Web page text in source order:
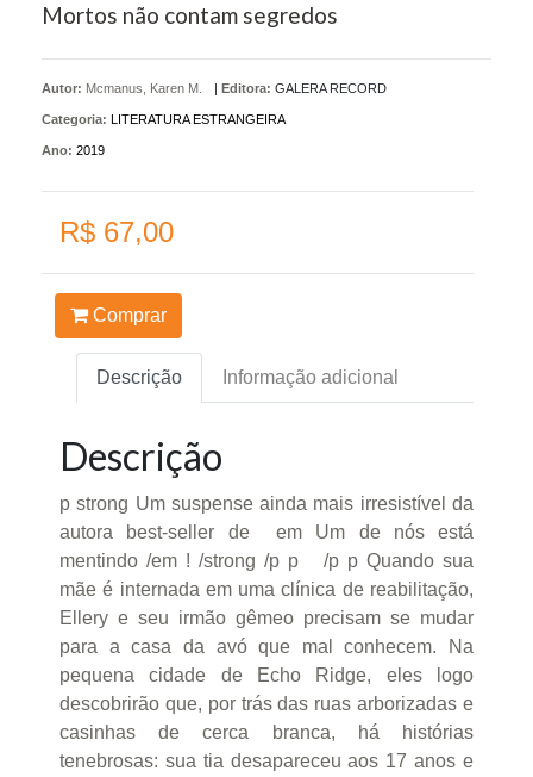
Mortos não contam segredos
Autor: Mcmanus, Karen M. Editora: GALERA RECORD
Categoria: LITERATURA ESTRANGEIRA
Ano: 2019
R$ 67,00
Comprar
Descrição Informação adicional
Descrição
p strong Um suspense ainda mais irresistível da
autora best-seller de em Um de nós está
mentindo /em ! /strong /p p /p p Quando sua
mãe é internada em uma clínica de reabilitação,
Ellery e seu irmão gêmeo precisam se mudar
para a casa da avó que mal conhecem. Na
pequena cidade de Echo Ridge, eles logo
descobrirão que, por trás das ruas arborizadas e
casinhas de cerca branca, há histórias
tenebrosas: sua tia desapareceu aos 17 anos e